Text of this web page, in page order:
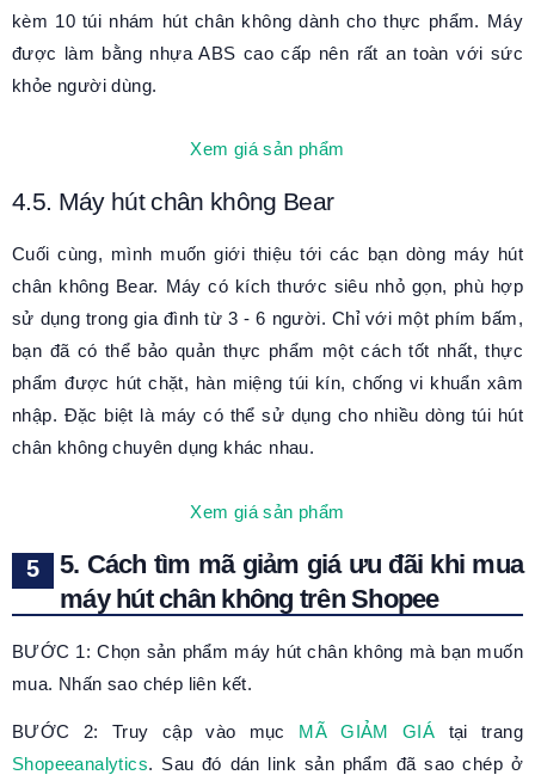
kèm 10 túi nhám hút chân không dành cho thực phẩm. Máy
được làm bằng nhựa ABS cao cấp nên rất an toàn với sức
khỏe người dùng.
Xem giá sản phẩm
4.5. Máy hút chân không Bear
Cuối cùng, mình muốn giới thiệu tới các bạn dòng máy hút
chân không Bear. Máy có kích thước siêu nhỏ gọn, phù hợp
sử dụng trong gia đình từ 3 - 6 người. Chỉ với một phím bấm,
bạn đã có thể bảo quản thực phẩm một cách tốt nhất, thực
phẩm được hút chặt, hàn miệng túi kín, chống vi khuẩn xâm
nhập. Đặc biệt là máy có thể sử dụng cho nhiều dòng túi hút
chân không chuyên dụng khác nhau.
Xem giá sản phẩm
5. Cách tìm mã giảm giá ưu đãi khi mua
máy hút chân không trên Shopee
BƯỚC 1: Chọn sản phẩm máy hút chân không mà bạn muốn
mua. Nhấn sao chép liên kết.
BƯỚC 2: Truy cập vào mục MÃ GIẢM GIÁ tại trang
Shopeeanalytics. Sau đó dán link sản phẩm đã sao chép ở